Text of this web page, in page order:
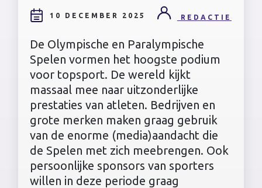
10 DECEMBER 2025 REDACTIE
De Olympische en Paralympische
Spelen vormen het hoogste podium
voor topsport. De wereld kijkt
massaal mee naar uitzonderlijke
prestaties van atleten. Bedrijven en
grote merken maken graag gebruik
van de enorme (media)aandacht die
de Spelen met zich meebrengen. Ook
persoonlijke sponsors van sporters
willen in deze periode graag